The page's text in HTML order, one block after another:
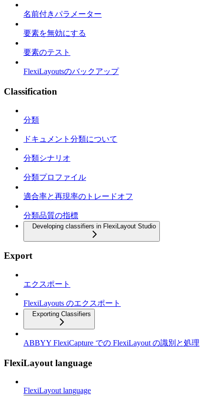
名前付きパラメーター
要素を無効にする
要素のテスト
FlexiLayoutsのバックアップ
Classification
分類
ドキュメント分類について
分類シナリオ
分類プロファイル
適合率と再現率のトレードオフ
分類品質の指標
Developing classifiers in FlexiLayout Studio
Export
エクスポート
FlexiLayouts のエクスポート
Exporting Classifiers
ABBYY FlexiCapture での FlexiLayout の識別と処理
FlexiLayout language
FlexiLayout language